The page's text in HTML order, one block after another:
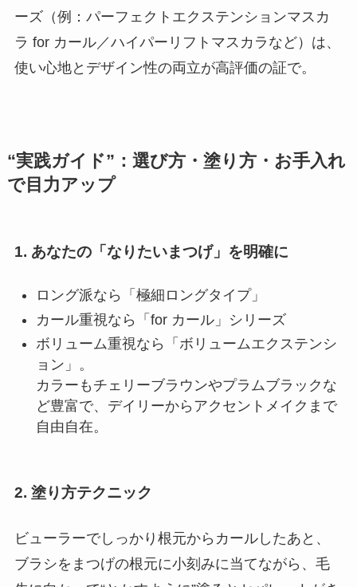
ーズ（例：パーフェクトエクステンションマスカ
ラ for カール／ハイパーリフトマスカラなど）は、
使い心地とデザイン性の両立が高評価の証で。
“実践ガイド”：選び方・塗り方・お手入れ
で目力アップ
1. あなたの「なりたいまつげ」を明確に
ロング派なら「極細ロングタイプ」
カール重視なら「for カール」シリーズ
ボリューム重視なら「ボリュームエクステンシ
ョン」。
カラーもチェリーブラウンやプラムブラックな
ど豊富で、デイリーからアクセントメイクまで
自由自在。
2. 塗り方テクニック
ビューラーでしっかり根元からカールしたあと、
ブラシをまつげの根元に小刻みに当てながら、毛